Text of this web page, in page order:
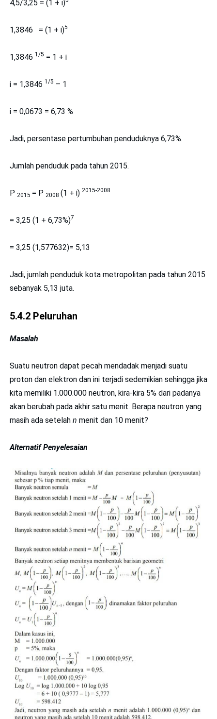
4,5/3,25 = (1 + i)
1,3846 = (1 + i)5
1,3846 1/5 = 1 + i
i = 1,3846 1/5 – 1
i = 0,0673 = 6,73 %
Jadi, persentase pertumbuhan penduduknya 6,73%.
Jumlah penduduk pada tahun 2015.
P 2015 = P 2008 (1 + i) 2015-2008
= 3,25 (1 + 6,73%)7
= 3,25 (1,577632)= 5,13
Jadi, jumlah penduduk kota metropolitan pada tahun 2015
sebanyak 5,13 juta.
5.4.2 Peluruhan
Masalah
Suatu neutron dapat pecah mendadak menjadi suatu
proton dan elektron dan ini terjadi sedemikian sehingga jika
kita memiliki 1.000.000 neutron, kira-kira 5% dari padanya
akan berubah pada akhir satu menit. Berapa neutron yang
masih ada setelah n menit dan 10 menit?
Alternatif Penyelesaian